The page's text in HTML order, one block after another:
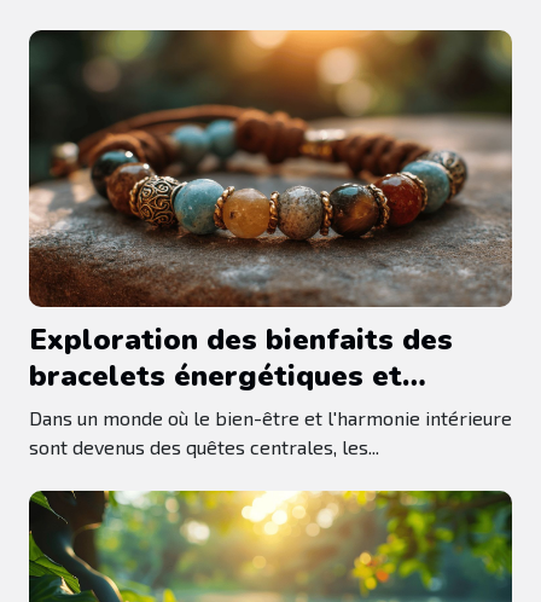
Exploration des bienfaits des
bracelets énergétiques et
spirituels
Dans un monde où le bien-être et l'harmonie intérieure
sont devenus des quêtes centrales, les...